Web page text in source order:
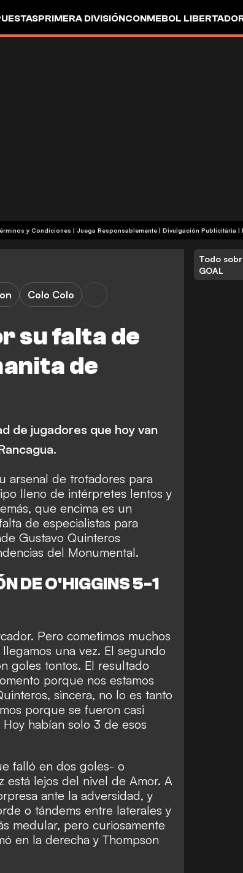
PRIMERA DIVISIÓNCONMEBOL
| Se aplican Términos y Condiciones | Juega Responsablemente| Divulgación Publicitária |
su falta de
de
Colo Colo
de jugadores que hoy van
arsenal de trotadores para
lleno de intérpretes lentos y
que encima es un
de especialistas para
Gustavo Quinteros
del Monumental.
DE O'HIGGINS 5-1
Pero cometimos muchos
una vez. El segundo
goles tontos. El resultado
porque nos estamos
sincera, no lo es tanto
porque se fueron casi
habían solo 3 de esos
falló en dos goles- o
está lejos del nivel de Amor. A
ante la adversidad, y
o tándems entre laterales y
medular, pero curiosamente
en la derecha y Thompson
Todo
GOAL